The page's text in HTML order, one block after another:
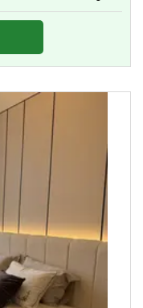
1 634 000 ₴